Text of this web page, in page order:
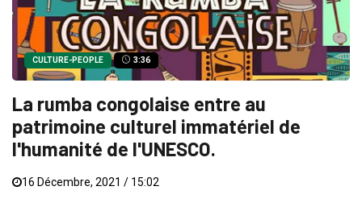
CULTURE-PEOPLE 3:36
La rumba congolaise entre au
patrimoine culturel immatériel de
l'humanité de l'UNESCO.
16 Décembre, 2021 / 15:02